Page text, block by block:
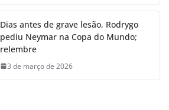
Dias antes de grave lesão, Rodrygo
pediu Neymar na Copa do Mundo;
relembre
3 de março de 2026